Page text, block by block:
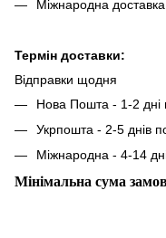
Міжнародна
Термін доставки:
Відправки щодня
Нова Пошта - 1-2 дні
Укрпошта - 2-5 днів
Міжнародна - 4-14
Мінімальна сума